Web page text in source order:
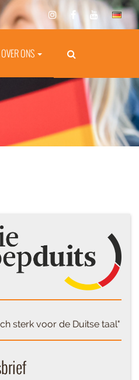
OVER ONS
sterk voor de Duitse taal"